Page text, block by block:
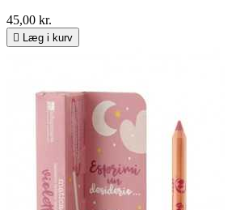
45,00 kr.
 Læg i kurv